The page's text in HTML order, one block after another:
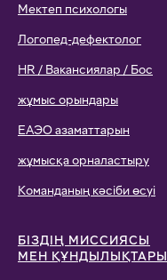
Мектеп психологы
Логопед-дефектолог
HR / Вакансиялар / Бос
жұмыс орындары
ЕАЭО азаматтарын
жұмысқа орналастыру
Команданың кәсіби өсуі
БІЗДІҢ МИССИЯСЫ
МЕН ҚҰНДЫЛЫҚТАРЫ